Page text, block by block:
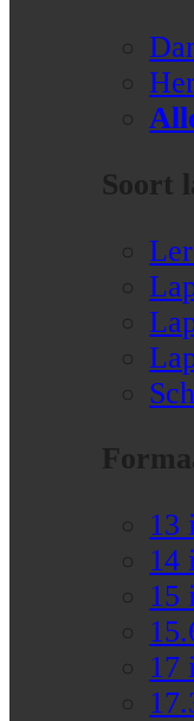
Soort
13
14
15
17